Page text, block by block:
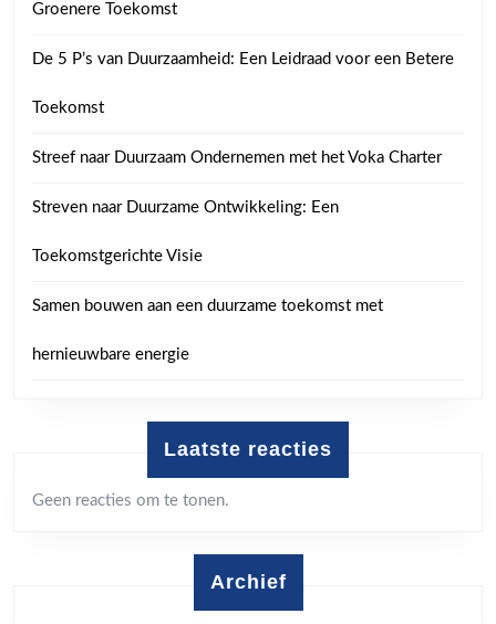
Groenere Toekomst
De 5 P’s van Duurzaamheid: Een Leidraad voor een Betere
Toekomst
Streef naar Duurzaam Ondernemen met het Voka Charter
Streven naar Duurzame Ontwikkeling: Een
Toekomstgerichte Visie
Samen bouwen aan een duurzame toekomst met
hernieuwbare energie
Laatste reacties
Geen reacties om te tonen.
Archief